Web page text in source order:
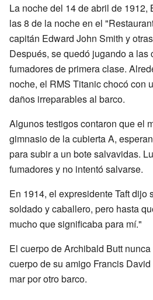
La noche del 14 de abril de 1912,
las 8 de la noche en el
capitán Edward John Smith y
Después, se quedó jugando a las
fumadores de primera clase.
noche, el RMS Titanic chocó con
daños irreparables al barco.
Algunos testigos contaron que el
gimnasio de la cubierta A,
para subir a un bote salvavidas.
fumadores y no intentó salvarse.
En 1914, el expresidente Taft dijo
soldado y caballero, pero hasta
mucho que significaba para mí."
El cuerpo de Archibald Butt
cuerpo de su amigo Francis
mar por otro barco.